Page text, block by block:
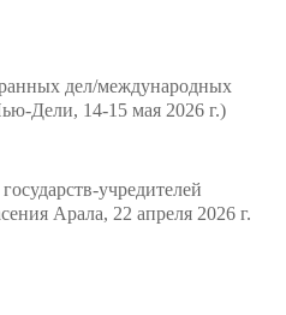
дел/международных
Дели, 14-15 мая 2026 г.)
учредителей
Арала, 22 апреля 2026 г.